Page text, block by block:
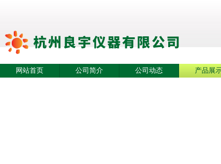
网站首页 公司简介 公司动态 产品展